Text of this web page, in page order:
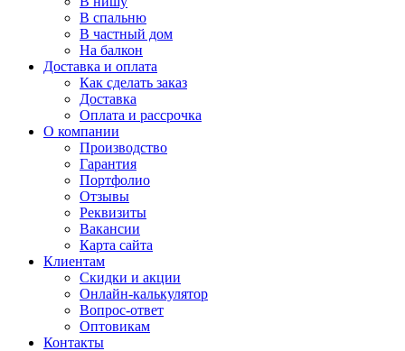
В спальню
В частный дом
На балкон
Доставка и оплата
Как сделать заказ
Доставка
Оплата и рассрочка
О компании
Производство
Гарантия
Портфолио
Отзывы
Реквизиты
Вакансии
Карта сайта
Клиентам
Скидки и акции
Онлайн-калькулятор
Вопрос-ответ
Оптовикам
Контакты